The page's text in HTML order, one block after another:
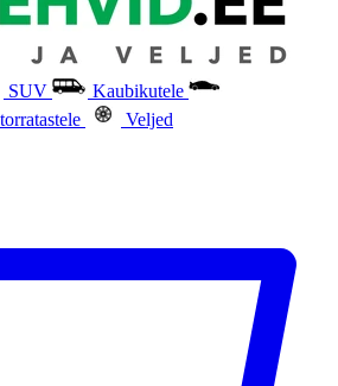
SUV
Kaubikutele
Veljed